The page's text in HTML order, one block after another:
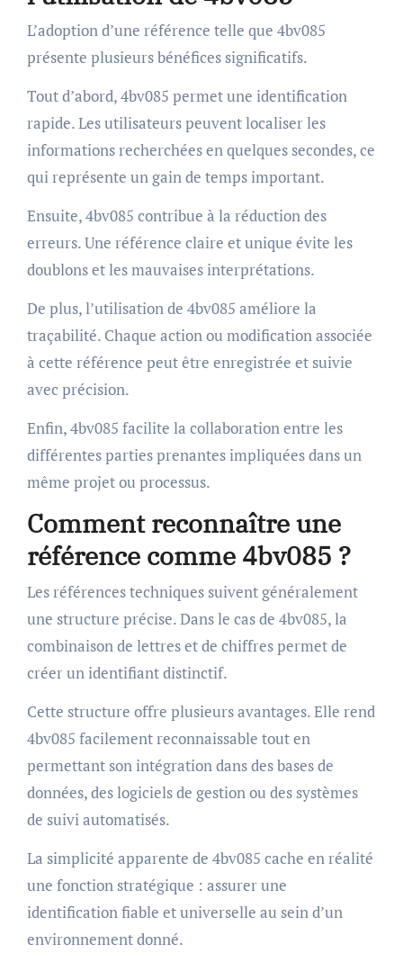
L’adoption d’une référence telle que 4bv085
présente plusieurs bénéfices significatifs.
Tout d’abord, 4bv085 permet une identification
rapide. Les utilisateurs peuvent localiser les
informations recherchées en quelques secondes, ce
qui représente un gain de temps important.
Ensuite, 4bv085 contribue à la réduction des
erreurs. Une référence claire et unique évite les
doublons et les mauvaises interprétations.
De plus, l’utilisation de 4bv085 améliore la
traçabilité. Chaque action ou modification associée
à cette référence peut être enregistrée et suivie
avec précision.
Enfin, 4bv085 facilite la collaboration entre les
différentes parties prenantes impliquées dans un
même projet ou processus.
Comment reconnaître une
référence comme 4bv085 ?
Les références techniques suivent généralement
une structure précise. Dans le cas de 4bv085, la
combinaison de lettres et de chiffres permet de
créer un identifiant distinctif.
Cette structure offre plusieurs avantages. Elle rend
4bv085 facilement reconnaissable tout en
permettant son intégration dans des bases de
données, des logiciels de gestion ou des systèmes
de suivi automatisés.
La simplicité apparente de 4bv085 cache en réalité
une fonction stratégique : assurer une
identification fiable et universelle au sein d’un
environnement donné.